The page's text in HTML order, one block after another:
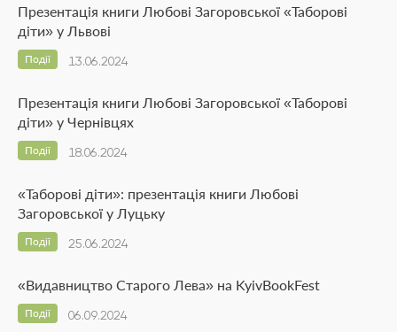
Презентація книги Любові Загоровської «Таборові
діти» у Львові
13.06.2024
Події
Презентація книги Любові Загоровської «Таборові
діти» у Чернівцях
18.06.2024
Події
«Таборові діти»: презентація книги Любові
Загоровської у Луцьку
25.06.2024
Події
«Видавництво Старого Лева» на KyivBookFest
06.09.2024
Події